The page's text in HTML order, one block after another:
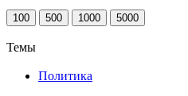
100 500 1000 5000
Темы
Политика